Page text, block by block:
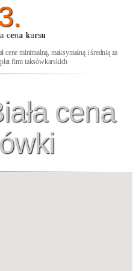
cena kursu
cene minimalną, maksymalną i średnią za
firm taksówkarskich
cena